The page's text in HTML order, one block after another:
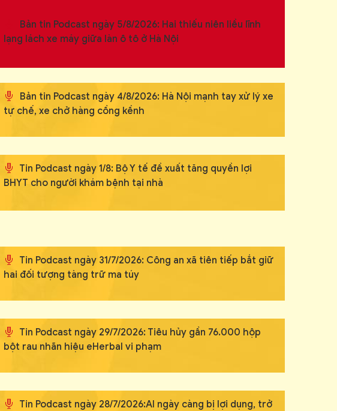
Bản tin Podcast ngày 5/8/2026: Hai thiếu niên liều lĩnh
lạng lách xe máy giữa làn ô tô ở Hà Nội
Bản tin Podcast ngày 4/8/2026: Hà Nội mạnh tay xử lý xe
tự chế, xe chở hàng cồng kềnh
Tin Podcast ngày 1/8: Bộ Y tế đề xuất tăng quyền lợi
BHYT cho người khám bệnh tại nhà
Tin Podcast ngày 31/7/2026: Công an xã tiên tiếp bắt giữ
hai đối tượng tàng trữ ma túy
Tin Podcast ngày 29/7/2026: Tiêu hủy gần 76.000 hộp
bột rau nhãn hiệu eHerbal vi phạm
Tin Podcast ngày 28/7/2026:AI ngày càng bị lợi dụng, trở